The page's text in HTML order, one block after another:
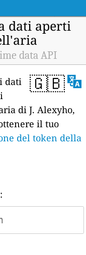
dati aperti
data API
🇬🇧
dati
di J. Alexyho,
il tuo
del token della